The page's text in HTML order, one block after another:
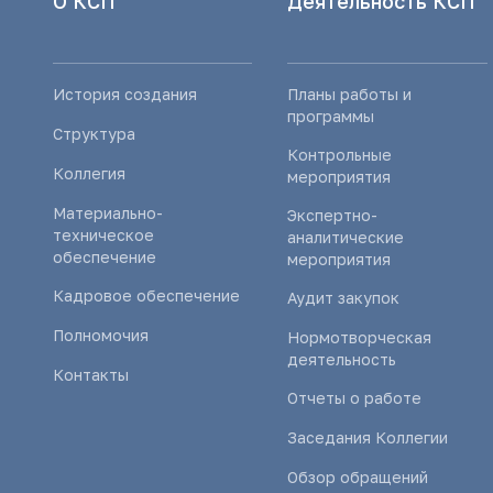
История создания
Структура
Коллегия
Материально-
техническое
обеспечение
Кадровое обеспечение
Полномочия
Контакты
Планы работы и
программы
Контрольные
мероприятия
Экспертно-
аналитические
мероприятия
Аудит закупок
Нормотворческая
деятельность
Отчеты о работе
Заседания Коллегии
Обзор обращений